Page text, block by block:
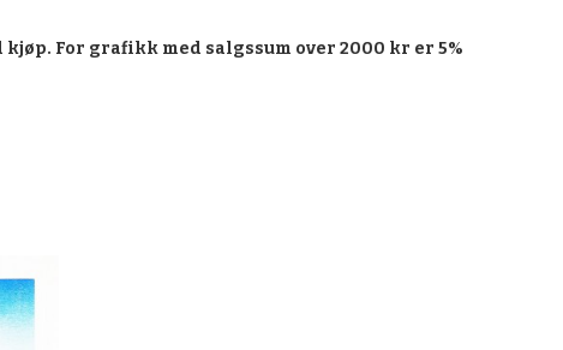
For grafikk med salgssum over 2000 kr er 5%